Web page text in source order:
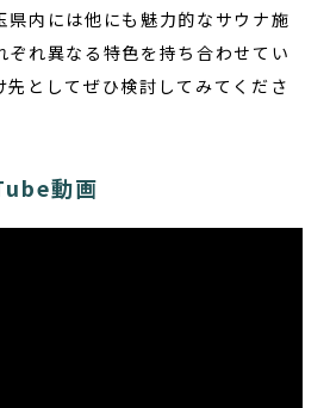
県内には他にも魅力的なサウナ施
ぞれ異なる特色を持ち合わせてい
先としてぜひ検討してみてくださ
動画